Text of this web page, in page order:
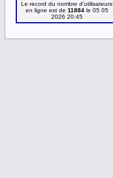
Le record du nombre d'utilisateurs
en ligne est de 11884le 05 05
2026 20:45